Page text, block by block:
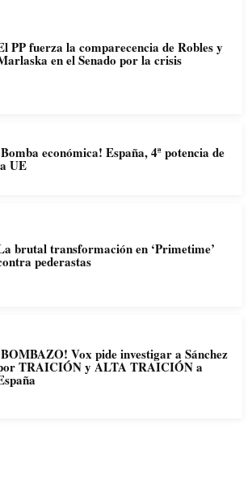
PP fuerza la comparecencia de Robles y
en el Senado por la crisis
económica! España, 4ª potencia de
UE
brutal transformación en ‘Primetime’
pederastas
Vox pide investigar a Sánchez
TRAICIÓN y ALTA TRAICIÓN a